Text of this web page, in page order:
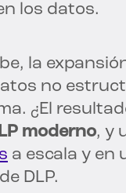
los datos.
la
no
¿El
moderno, y
a escala y en
DLP.